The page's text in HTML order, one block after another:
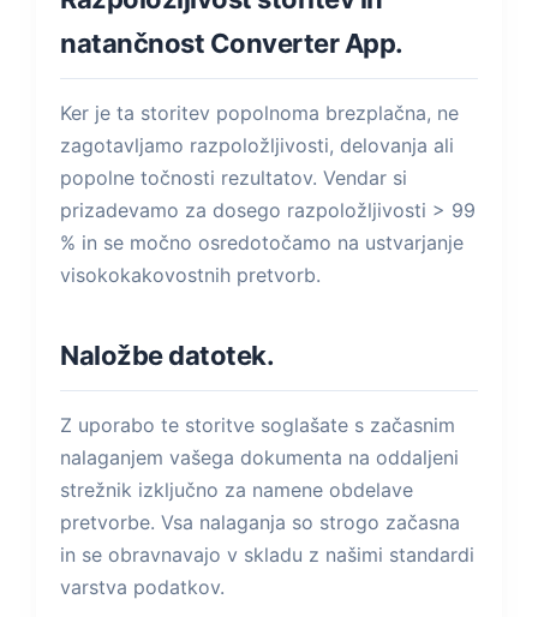
natančnost Converter App.
Ker je ta storitev popolnoma brezplačna, ne
zagotavljamo razpoložljivosti, delovanja ali
popolne točnosti rezultatov. Vendar si
prizadevamo za dosego razpoložljivosti > 99
% in se močno osredotočamo na ustvarjanje
visokokakovostnih pretvorb.
Naložbe datotek.
Z uporabo te storitve soglašate s začasnim
nalaganjem vašega dokumenta na oddaljeni
strežnik izključno za namene obdelave
pretvorbe. Vsa nalaganja so strogo začasna
in se obravnavajo v skladu z našimi standardi
varstva podatkov.